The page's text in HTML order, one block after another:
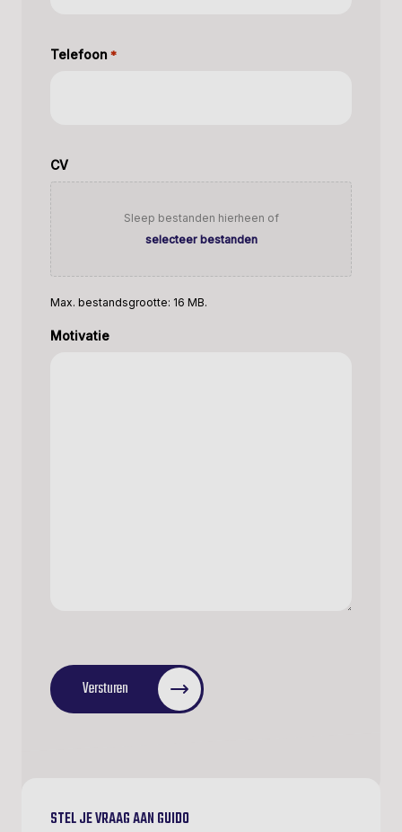
Telefoon *
CV
Sleep bestanden hierheen of
selecteer bestanden
Max. bestandsgrootte: 16 MB.
Motivatie
Versturen
STEL JE VRAAG AAN GUIDO